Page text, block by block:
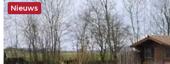
Nieuws